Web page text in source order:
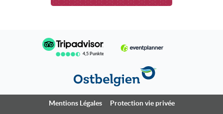
4,5 Punkte
Mentions Légales
Protection vie privée